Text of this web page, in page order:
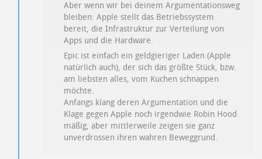
Aber wenn wir bei deinem Argumentationsweg
bleiben: Apple stellt das Betriebssystem
bereit, die Infrastruktur zur Verteilung von
Apps und die Hardware.
Epic ist einfach ein geldgieriger Laden (Apple
natürlich auch), der sich das größte Stück, bzw.
am liebsten alles, vom Kuchen schnappen
möchte.
Anfangs klang deren Argumentation und die
Klage gegen Apple noch irgendwie Robin Hood
mäßig, aber mittlerweile zeigen sie ganz
unverdrossen ihren wahren Beweggrund.